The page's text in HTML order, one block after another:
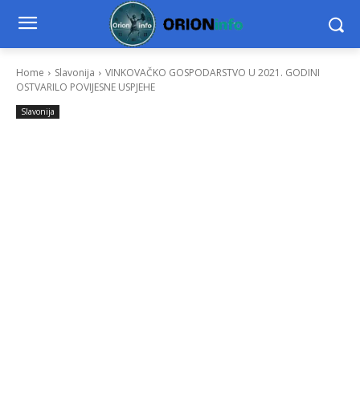
Home Slavonija
VINKOVAČKO GOSPODARSTVO U 2021. GODINI
OSTVARILO POVIJESNE USPJEHE
Slavonija